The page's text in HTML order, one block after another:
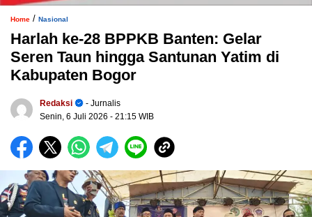
Home / Nasional
Harlah ke-28 BPPKB Banten: Gelar
Seren Taun hingga Santunan Yatim di
Kabupaten Bogor
Redaksi
- Jurnalis
Senin, 6 Juli 2026 - 21:15 WIB